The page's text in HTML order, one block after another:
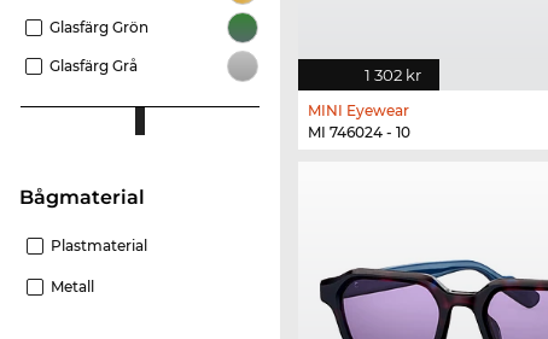
Glasfärg Grön
Glasfärg Grå
Bågmaterial
Plastmaterial
Metall
1 302 kr
MINI Eyewear
MI 746024 - 10